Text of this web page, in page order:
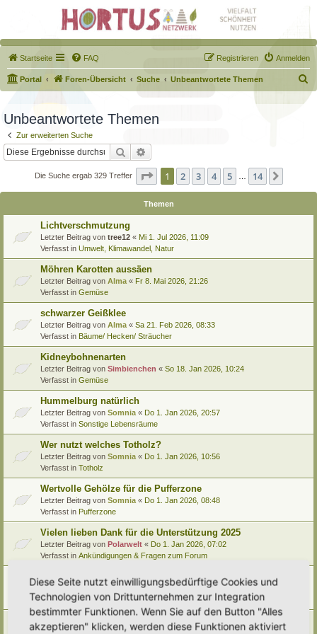
Startseite FAQ Anmelden
Registrieren
Portal Foren-Übersicht Suche Unbeantwortete Themen
u
Unbeantwortete Themen
Zur erweiterten Suche
Suche
Die Suche ergab 329 Treffer Seite 1von 14
1 2 3 4 5 14
Themen
Lichtverschmutzung
Letzter Beitrag von tree12 « Mi 1. Jul 2026, 11:09
Verfasst in Umwelt, Klimawandel, Natur
Möhren Karotten aussäen
Letzter Beitrag von Alma « Fr 8. Mai 2026, 21:26
Verfasst in Gemüse
schwarzer Geißklee
Letzter Beitrag von Alma « Sa 21. Feb 2026, 08:33
Verfasst in Bäume/ Hecken/ Sträucher
Kidneybohnenarten
Letzter Beitrag von Simbienchen « So 18. Jan 2026, 10:24
Verfasst in Gemüse
Hummelburg natürlich
Letzter Beitrag von Somnia « Do 1. Jan 2026, 20:57
Verfasst in Sonstige Lebensräume
Wer nutzt welches Totholz?
Letzter Beitrag von Somnia « Do 1. Jan 2026, 10:56
Verfasst in Totholz
Wertvolle Gehölze für die Pufferzone
Letzter Beitrag von Somnia « Do 1. Jan 2026, 08:48
Verfasst in Pufferzone
Vielen lieben Dank für die Unterstützung 2025
Letzter Beitrag von Polarwelt « Do 1. Jan 2026, 07:02
Verfasst in Ankündigungen & Fragen zum Forum
Pflanzenportrait (9): Quitte
Letzter Beitrag von Ann1981«Mi 24. Dez 2025, 12:15
Verfasst inPflanzenportraits/ Identifikation
Video Empfehlung (nicht nur) für Kinder
Letzter Beitrag vonMiri « Di 23. Dez 2025, 21:56
Diese Seite nutzt einwilligungsbedürftige Cookies und
Technologien von Drittunternehmen zur Integration
bestimmter Funktionen. Wenn Sie auf den Button "Alles
akzeptieren" klicken, werden diese Funktionen aktiviert